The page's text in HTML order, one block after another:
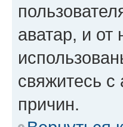
аватар, и от
свяжитесь
причин.